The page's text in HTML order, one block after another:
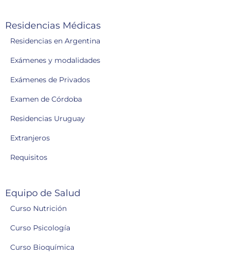
Residencias Médicas
Residencias en Argentina
Exámenes y modalidades
Exámenes de Privados
Examen de Córdoba
Residencias Uruguay
Extranjeros
Requisitos
Equipo de Salud
Curso Nutrición
Curso Psicología
Curso Bioquímica